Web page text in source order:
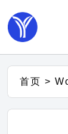
首页 >